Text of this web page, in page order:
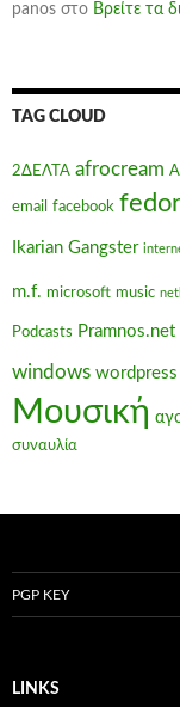
panos στο Βρείτε τα
TAG CLOUD
2ΔΕΛΤΑ afrocream
email facebook
Ikarian Gangster
m.f. microsoft music
Podcasts Pramnos.net
windows wordpress
Μουσική
συναυλία
PGP KEY
LINKS